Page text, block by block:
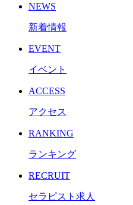
NEWS
新着情報
EVENT
イベント
ACCESS
アクセス
RANKING
ランキング
RECRUIT
セラピスト求人